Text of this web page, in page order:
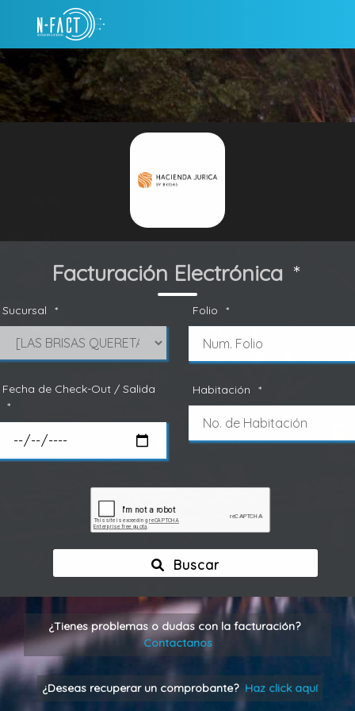
Facturación Electrónica *
Sucursal * Folio *
Fecha de Check-Out / Salida
*
Habitación *
Buscar
¿Tienes problemas o dudas con la facturación?
Contactanos
¿Deseas recuperar un comprobante? Haz click aquí